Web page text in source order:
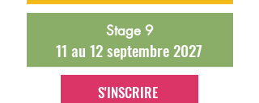
Stage 9
11 au 12 septembre 2027
S'INSCRIRE